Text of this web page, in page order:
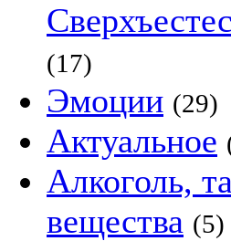
(17)
Эмоции (29)
Актуальное
Алкоголь,
вещества (5)